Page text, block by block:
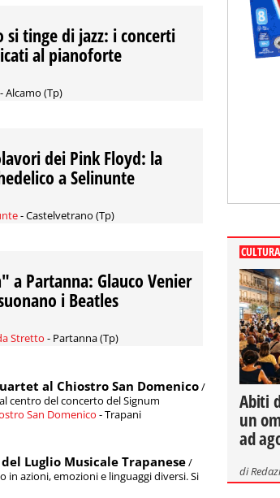
si tinge di jazz: i concerti
al pianoforte
- Alcamo (Tp)
dei Pink Floyd: la
a Selinunte
- Castelvetrano (Tp)
a Partanna: Glauco Venier
i Beatles
Stretto - Partanna (Tp)
al Chiostro San Domenico/
centro del concerto del Signum
San Domenico - Trapani
Luglio Musicale Trapanese/
in azioni, emozioni e linguaggi diversi. Si
CULTURA
Abiti
un
ad
di